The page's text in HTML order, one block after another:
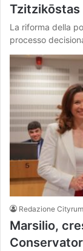
Tzitzikōstas
La riforma della
processo
Redazione
Marsilio,